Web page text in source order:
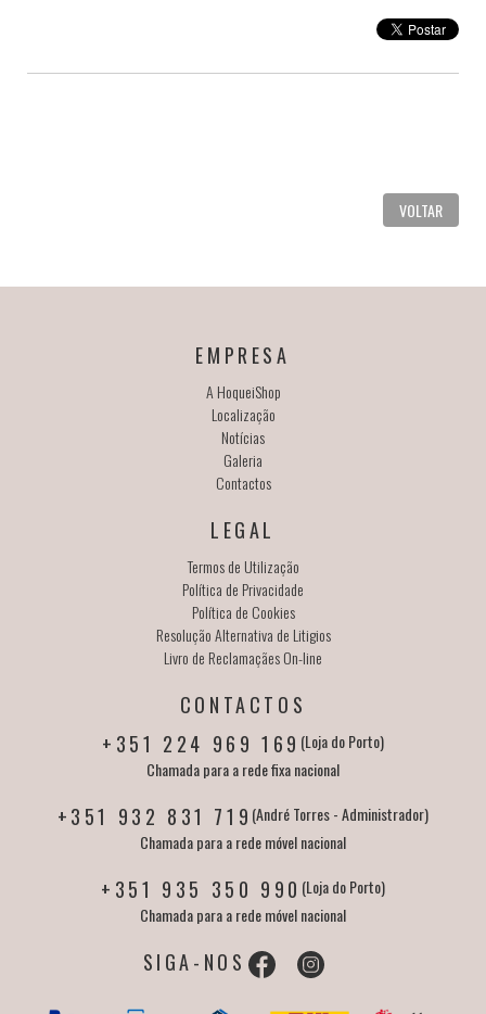
VOLTAR
EMPRESA
A HoqueiShop
Localização
Notícias
Galeria
Contactos
LEGAL
Termos de Utilização
Política de Privacidade
Política de Cookies
Resolução Alternativa de Litigios
Livro de Reclamaçães On-line
CONTACTOS
+351 224 969 169 (Loja do Porto)
Chamada para a rede fixa nacional
+351 932 831 719 (André Torres - Administrador)
Chamada para a rede móvel nacional
+351 935 350 990 (Loja do Porto)
Chamada para a rede móvel nacional
SIGA-NOS